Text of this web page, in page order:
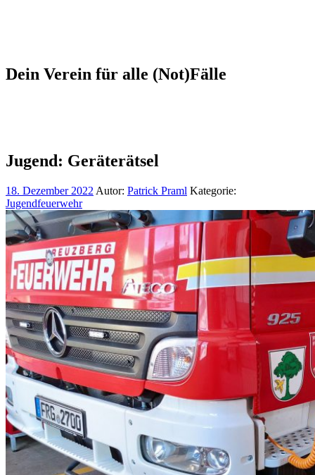
Dein Verein für alle (Not)Fälle
Jugend: Geräterätsel
18. Dezember 2022 Autor: Patrick Praml Kategorie:
Jugendfeuerwehr